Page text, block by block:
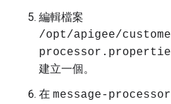
編輯檔案
/opt/apigee/
建立一個。
在 message-